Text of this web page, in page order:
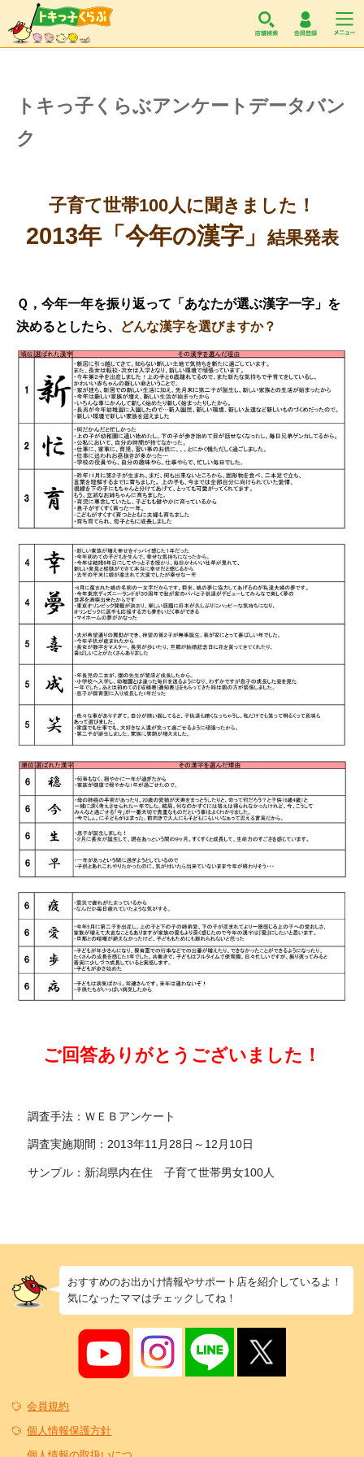
トキっ子くらぶアンケートデータバン
ク
子育て世帯100人に聞きました！
2013年「今年の漢字」 結果発表
Ｑ，今年一年を振り返って「あなたが選ぶ漢字一字」を
決めるとしたら、
どんな漢字を選びますか？
ご回答ありがとうございました！
調査手法：ＷＥＢアンケート
調査実施期間：2013年11月28日～12月10日
サンプル：新潟県内在住 子育て世帯男女100人
おすすめのお出かけ情報やサポート店を紹介しているよ！
気になったママはチェックしてね！
会員規約
個人情報保護方針